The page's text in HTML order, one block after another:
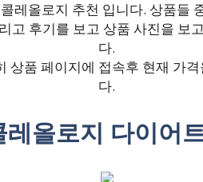
레올로지 추천 입니다. 상품들
고 후기를 보고 상품 사진을 보
다.
상품 페이지에 접속후 현재 가
다.
올로지 다이어